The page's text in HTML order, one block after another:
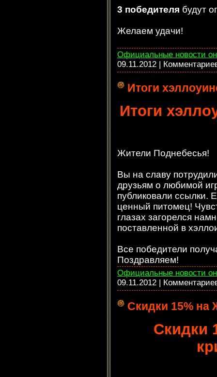
3 победителя будут
Желаем удачи!
Официальные новости
09.11.2012 |
Итоги
Итоги
Жители Поднебесья!
Вы на славу
друзьям о любимой
публиковали ссылки.
ценный питомец!
глазах загорелся
поставленной в
Все победители
Поздравляем!
Официальные новости
09.11.2012 |
Скидки 15%
Скидки